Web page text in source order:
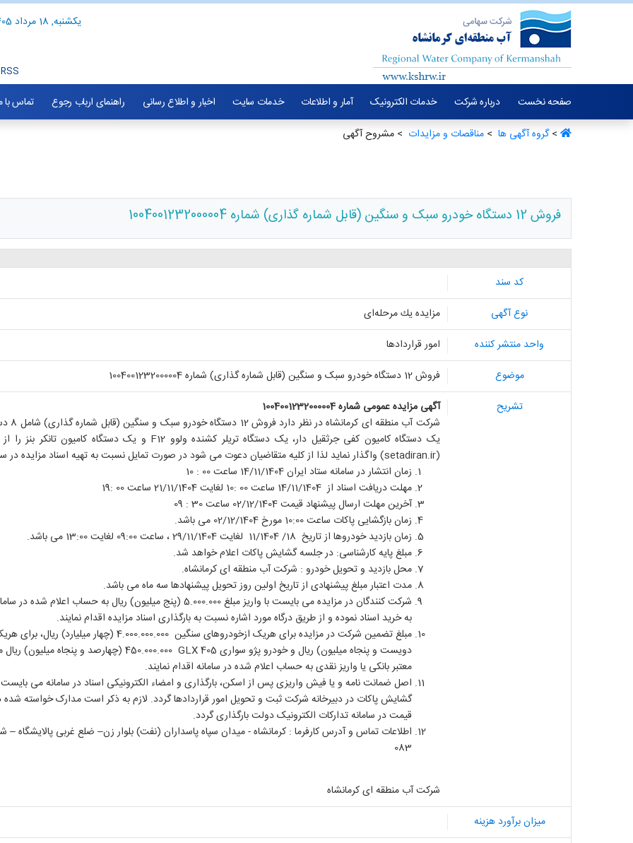
یکشنبه, 18 مرداد 1405
RSS
صفحه نخست درباره شرکت خدمات الکترونیک آمار و اطلاعات خدمات سایت اخبار و اطلاع رسانی راهنمای ارباب رجوع
تماس با
>گروه آگهی ها ‏ > مناقصات و مزایدات ‏ > مشروح آگهی
فروش 12 دستگاه خودرو سبک و سنگین (قابل شماره گذاری) شماره 1004001232000004
کد سند
نوع آگهی
مزایده یك مرحله‌ای
واحد منتشر کننده
امور قراردادها
موضوع
فروش 12 دستگاه خودرو سبک و سنگین (قابل شماره گذاری) شماره 1004001232000004
تشریح
آگهی مزایدهعمومی شماره 1004001232000004
شرکت آب منطقه ای کرمانشاه در نظر دارد فروش 12 دستگاه خودرو سبک و سنگین (قابل شماره گذاری) شامل 8 دستگاه نیسان دو کابین
یک دستگاه کامیون کفی جرثقیل دار، یک دستگاه تریلر کشنده ولوو F12 و یک دستگاه کامیون تانکر بنز را
(setadiran.ir) واگذار نماید لذا از کلیه متقاضیان دعوت می شود در صورت تمایل نسبت به تهیه اسناد مزایده در
زمان انتشار در سامانه ستاد ایران 14/11/1404 ساعت 00 : 10
مهلت دریافت اسناد از 14/11/1404 ساعت 00 :10 لغایت 21/11/1404 ساعت 00 :19
آخرین مهلت ارسال پیشنهاد قیمت 02/12/1404 ساعت 30 : 09
زمان بازگشایی پاکات ساعت 10:00 مورخ 02/12/1404 می باشد.
زمان بازدید خودروها از تاریخ 18/ 11/1404 لغایت 29/11/1404 ، ساعت 09:00 لغایت 13:00 می باشد.
مبلغ پایه کارشناسی: در جلسه گشایش پاکات اعلام خواهد شد.
محل بازدید و تحویل خودرو : شرکت آب منطقه ای کرمانشاه.
مدت اعتبار مبلغ پیشنهادی از تاریخ اولین روز تحویل پیشنهادها سه ماه می باشد.
شرکت کنندگان در مزایده می بایست با واریز مبلغ 5.000.000 (پنج میلیون) ریال به حساب اعلام شده در سامانه تدارکات الکترونیکی دولت (به آدرس
به خرید اسناد نموده و از طریق درگاه مورد اشاره نسبت به بارگذاری اسناد مزایده اقدام نمایند.
مبلغ تضمین شرکت در مزایده برای هریک ازخودروهای سنگین 4.000.000.000 (چهار میلیارد) ریال، برای هریک ازخودروهای نیسان دوکابین
دویست و پنجاه میلیون) ریال و خودرو پژو سواری 405
GLX
450.000.000 (چهارصد و پنجاه
معتبر بانکی یا واریز نقدی به حساب اعلام شده در سامانه اقدام نمایند.
اصل ضمانت نامه و یا فیش واریزی پس از اسکن، بارگذاری و امضاء الکترونیکی اسناد در سامانه می
گشایش پاکات در دبیرخانه شرکت ثبت و تحویل امور قراردادها گردد. لازم به ذکر است مدارک خواسته
قیمت در سامانه تدارکات الکترونیک دولت بارگذاری گردد.
083
شرکت آب منطقه ای کرمانشاه
میزان برآورد هزینه